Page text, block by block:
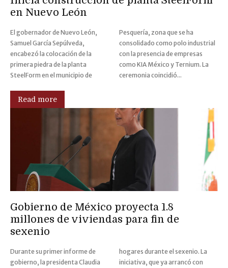
en Nuevo León
El gobernador de Nuevo León,
Samuel García Sepúlveda,
encabezó la colocación de la
primera piedra de la planta
SteelForm en el municipio de
Pesquería, zona que se ha
consolidado como polo industrial
con la presencia de empresas
como KIA México y Ternium. La
ceremonia coincidió...
Read more
Gobierno de México proyecta 1.8
millones de viviendas para fin de
sexenio
Durante su primer informe de
gobierno, la presidenta Claudia
hogares durante el sexenio. La
iniciativa, que ya arrancó con